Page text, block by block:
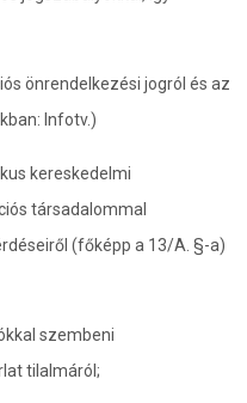
önrendelkezési jogról és az
Infotv.)
kereskedelmi
társadalommal
(főképp a 13/A. §-a)
szembeni
tilalmáról;